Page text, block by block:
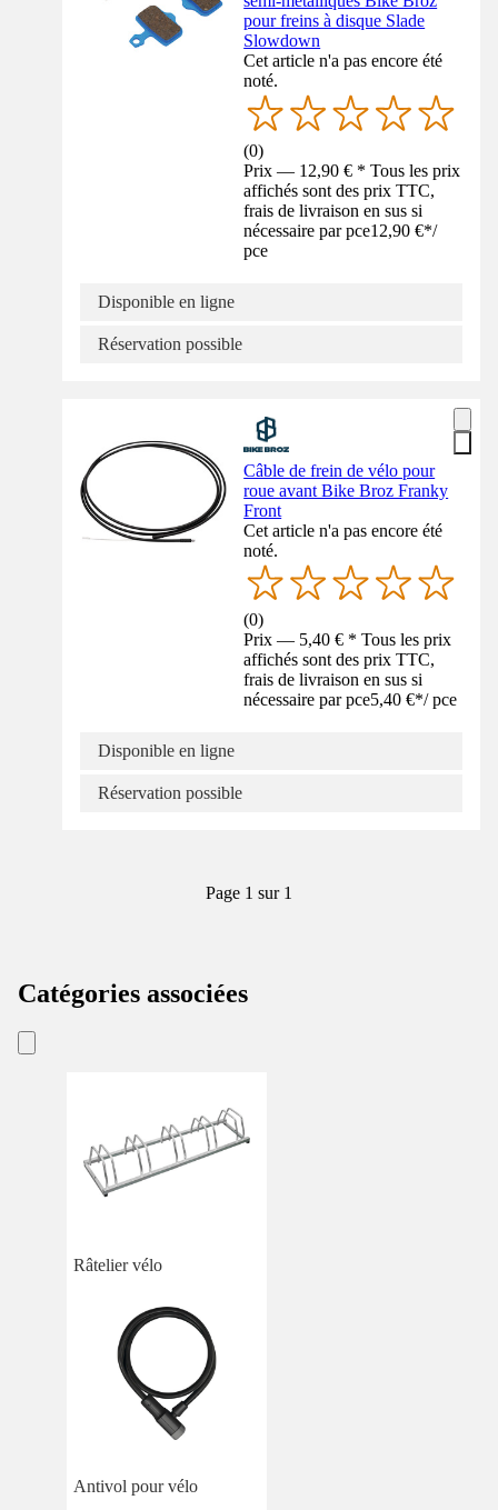
pour freins à disque Slade
Slowdown
Cet article n'a pas encore été
noté.
(0)
Prix — 12,90 € * Tous les prix
affichés sont des prix TTC,
frais de livraison en sus si
nécessaire par pce12,90 €*/
pce
Disponible en ligne
Réservation possible
Câble de frein de vélo pour
roue avant Bike Broz Franky
Front
Cet article n'a pas encore été
noté.
(0)
Prix — 5,40 € * Tous les prix
affichés sont des prix TTC,
frais de livraison en sus si
nécessaire par pce5,40 €*/ pce
Disponible en ligne
Réservation possible
Page 1 sur 1
Catégories associées
Râtelier vélo
Antivol pour vélo